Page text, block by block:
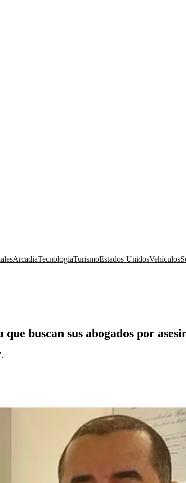
ArcadiaTecnologíaTurismoEstados UnidosVehículos
buscan sus abogados por